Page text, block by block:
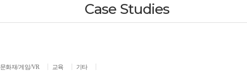
Case Studies
문화재/게임/VR 교육 기타